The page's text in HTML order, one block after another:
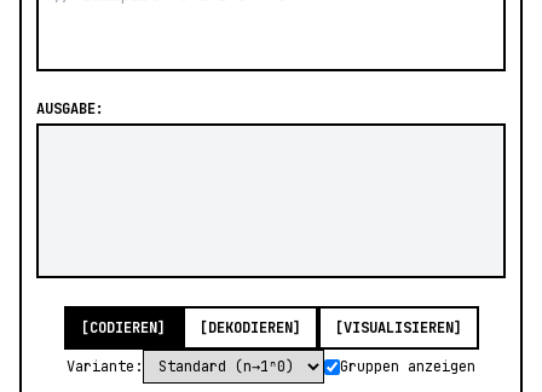
AUSGABE:
[CODIEREN] [DEKODIEREN]
[VISUALISIEREN]
Variante:
Gruppen anzeigen